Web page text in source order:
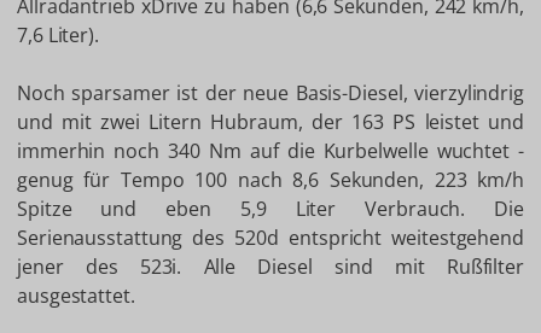
Allradantrieb xDrive zu haben (6,6 Sekunden, 242 km/h,
7,6 Liter).
Noch sparsamer ist der neue Basis-Diesel, vierzylindrig
und mit zwei Litern Hubraum, der 163 PS leistet und
immerhin noch 340 Nm auf die Kurbelwelle wuchtet -
genug für Tempo 100 nach 8,6 Sekunden, 223 km/h
Spitze und eben 5,9 Liter Verbrauch. Die
Serienausstattung des 520d entspricht weitestgehend
jener des 523i. Alle Diesel sind mit Rußfilter
ausgestattet.